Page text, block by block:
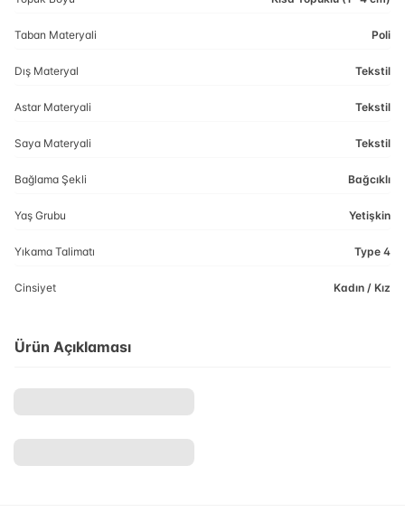
Taban Materyali Poli
Dış Materyal Tekstil
Astar Materyali Tekstil
Saya Materyali Tekstil
Bağlama Şekli Bağcıklı
Yaş Grubu Yetişkin
Yıkama Talimatı Type 4
Cinsiyet Kadın / Kız
Ürün Açıklaması